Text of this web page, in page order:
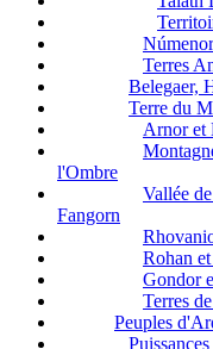
Númenor
Terres
Belegaer,
Terre du
Arnor et
l'Ombre
Vallée
Fangorn
Rohan
Gondor
Terres
Peuples